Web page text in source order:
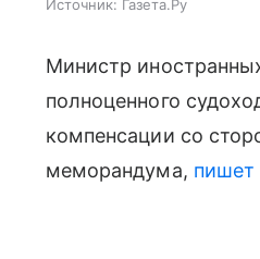
Источник: Газета.Ру
Министр
полноценного
компенсации со
меморандума, пишет